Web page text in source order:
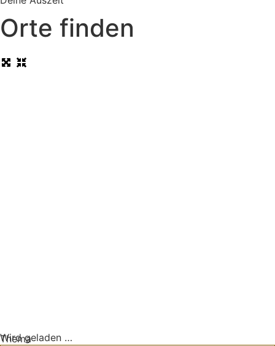
Orte finden
Wird geladen …
Thema